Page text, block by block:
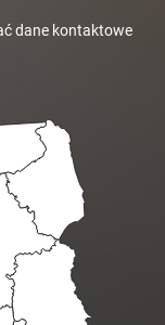
dane kontaktowe